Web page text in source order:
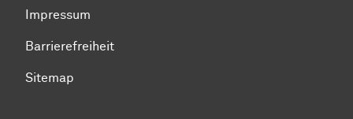
Impressum
Barrierefreiheit
Sitemap